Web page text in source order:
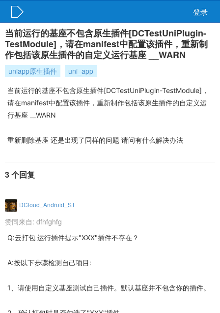
登录
当前运行的基座不包含原生插件[DCTestUniPlugin-
TestModule]，请在manifest中配置该插件，重新制
作包括该原生插件的自定义运行基座 __WARN
uniapp原生插件 uni_app
当前运行的基座不包含原生插件[DCTestUniPlugin-TestModule]，
请在manifest中配置该插件，重新制作包括该原生插件的自定义运
行基座 __WARN
重新删除基座 还是出现了同样的问题 请问有什么解决办法
3 个回复
DCloud_Android_ST
赞同来自: dfhfghfg
Q:云打包 运行插件提示"XXX"插件不存在？
A:按以下步骤检测自己项目:
1、请使用自定义基座测试自己插件。默认基座并不包含你的插件。